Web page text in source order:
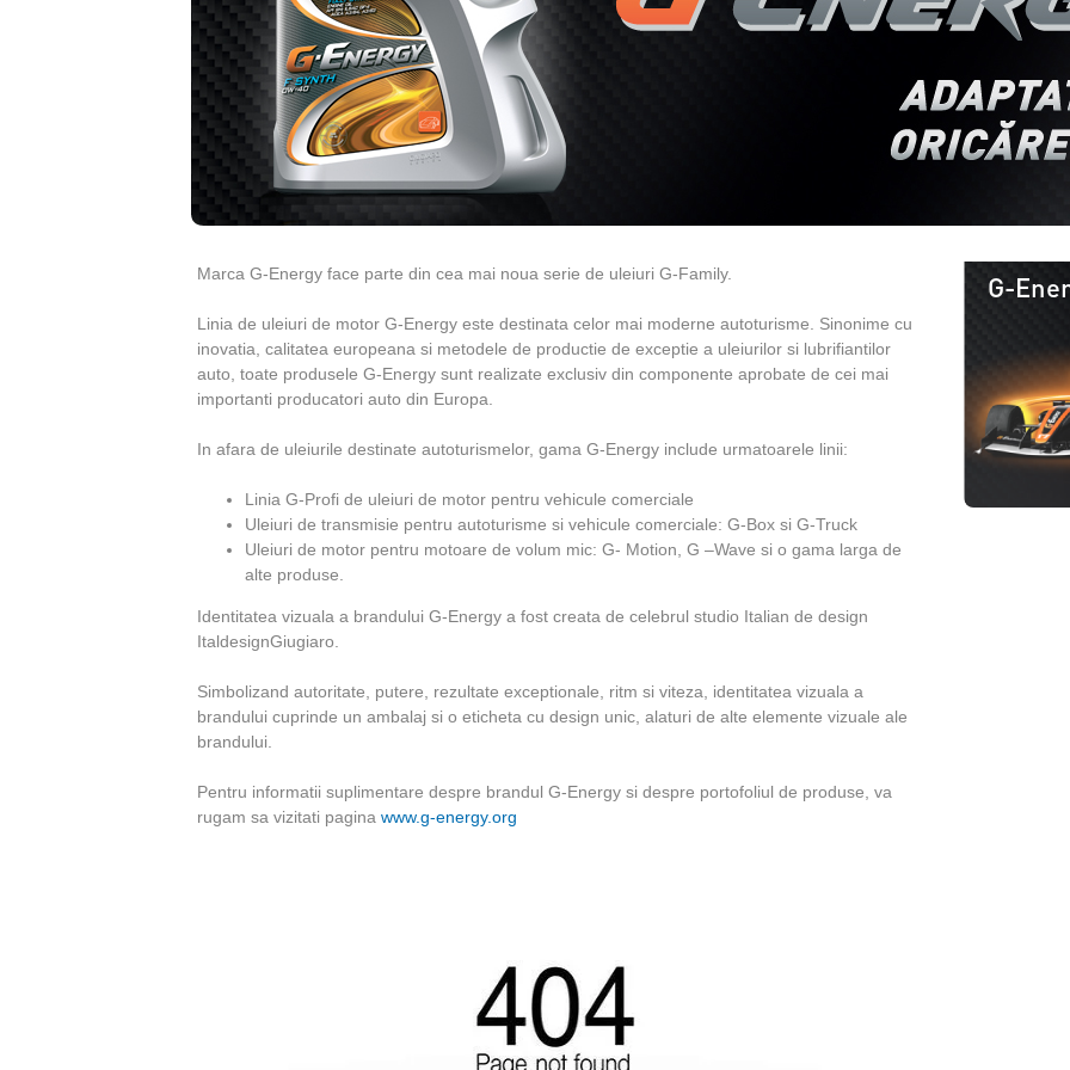
e
t
r
o
R
o
m
a
t
s
Marca G-Energy face parte din cea mai noua serie de uleiuri G-Family.
Linia de uleiuri de motor G-Energy este destinata celor mai moderne autoturisme. Sinonime cu
inovatia, calitatea europeana si metodele de productie de exceptie a uleiurilor si lubrifiantilor
auto, toate produsele G-Energy sunt realizate exclusiv din componente aprobate de cei mai
importanti producatori auto din Europa.
In afara de uleiurile destinate autoturismelor, gama G-Energy include urmatoarele linii:
Linia G-Profi de uleiuri de motor pentru vehicule comerciale
Uleiuri de transmisie pentru autoturisme si vehicule comerciale: G-Box si G-Truck
Uleiuri de motor pentru motoare de volum mic: G- Motion, G –Wave si o gama larga de
alte produse.
Identitatea vizuala a brandului G-Energy a fost creata de celebrul studio Italian de design
ItaldesignGiugiaro.
Simbolizand autoritate, putere, rezultate exceptionale, ritm si viteza, identitatea vizuala a
brandului cuprinde un ambalaj si o eticheta cu design unic, alaturi de alte elemente vizuale ale
brandului.
Pentru informatii suplimentare despre brandul G-Energy si despre portofoliul de produse, va
rugam sa vizitati pagina www.g-energy.org
G-